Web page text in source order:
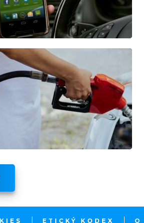
ETICKÝ KODEX O